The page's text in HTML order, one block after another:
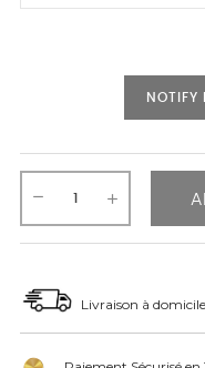
NOTIFY
Livraison à